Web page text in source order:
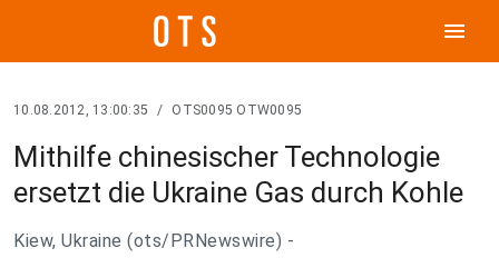
menu
10.08.2012, 13:00:35 / OTS0095 OTW0095
Mithilfe chinesischer Technologie
ersetzt die Ukraine Gas durch Kohle
Kiew, Ukraine (ots/PRNewswire) -